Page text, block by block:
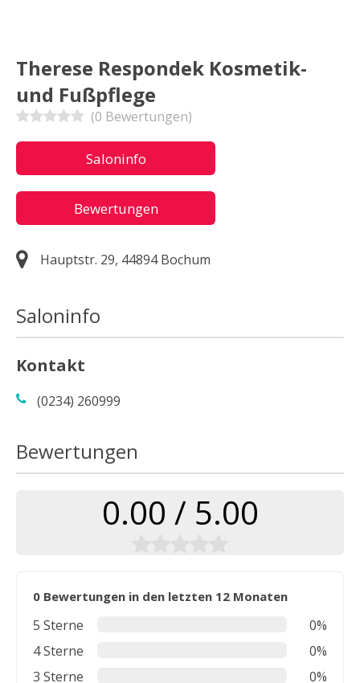
Therese Respondek Kosmetik-
und Fußpflege
(0 Bewertungen)
Saloninfo
Bewertungen
Hauptstr. 29, 44894 Bochum
Saloninfo
Kontakt
(0234) 260999
Bewertungen
0.00 / 5.00
0 Bewertungen in den letzten 12 Monaten
5 Sterne
0%
4 Sterne
0%
3 Sterne
0%